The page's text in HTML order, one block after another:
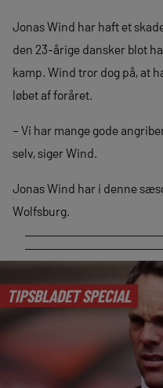
Jonas Wind har haft et
den 23-årige dansker blot
kamp. Wind tror dog på, at
løbet af foråret.
– Vi har mange gode
selv, siger Wind.
Jonas Wind har i denne
Wolfsburg.
TIPSBLADET SPECIAL